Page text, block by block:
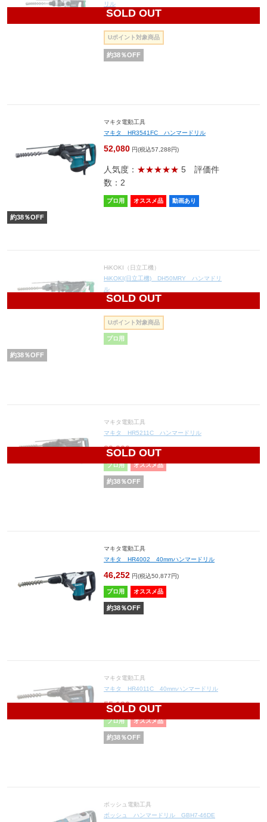
SOLD OUT
リル
45,260
Uポイント対象商品
約38％OFF
マキタ電動工具
マキタ HR3541FC ハンマードリル
52,080 円(税込57,288円)
人気度： ★★★★★ 5 評価件
数：2
プロ用 オススメ品 動画あり
約38％OFF
SOLD OUT
HiKOKI（日立工機）
HiKOKI(日立工機) DH50MRY ハンマドリ
ル
88,040
Uポイント対象商品
プロ用
約38％OFF
SOLD OUT
マキタ電動工具
マキタ HR5211C ハンマードリル
89,900円(税込98,890円)
プロ用 オススメ品
約38％OFF
マキタ電動工具
マキタ HR4002 40mmハンマードリル
46,252 円(税込50,877円)
プロ用 オススメ品
約38％OFF
SOLD OUT
マキタ電動工具
マキタ HR4011C 40mmハンマードリル
55,180円(税込60,698円)
プロ用 オススメ品
約38％OFF
ボッシュ電動工具
ボッシュ ハンマードリル GBH7-46DE